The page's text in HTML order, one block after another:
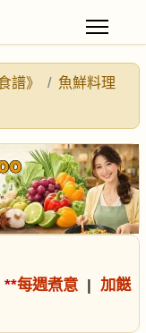
譜》
魚鮮料理
**每週煮意 | 加餸